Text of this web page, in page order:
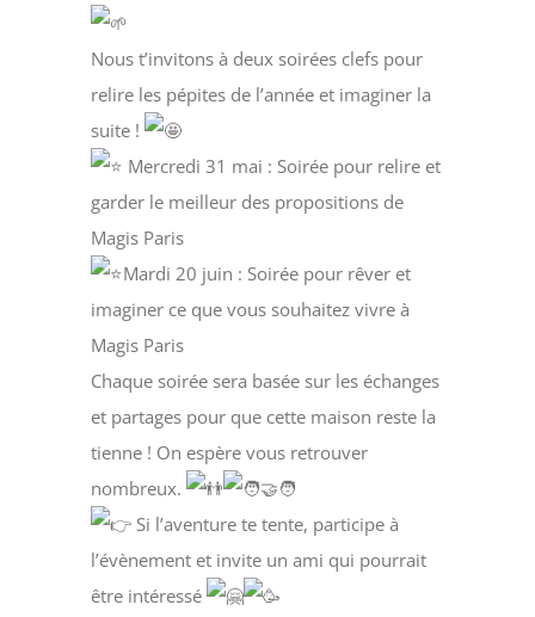
Nous t’invitons à deux soirées clefs pour
relire les pépites de l’année et imaginer la
suite !
Mercredi 31 mai : Soirée pour relire et
garder le meilleur des propositions de
Magis Paris
Mardi 20 juin : Soirée pour rêver et
imaginer ce que vous souhaitez vivre à
Magis Paris
Chaque soirée sera basée sur les échanges
et partages pour que cette maison reste la
tienne ! On espère vous retrouver
nombreux.
Si l’aventure te tente, participe à
l’évènement et invite un ami qui pourrait
être intéressé